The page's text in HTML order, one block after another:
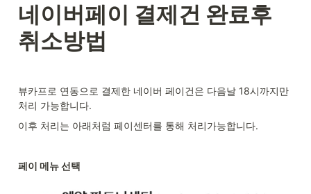
네이버페이 결제건 완료후
취소방법
뷰카프로 연동으로 결제한 네이버 페이건은 다음날 18시까지만
처리 가능합니다.
이후 처리는 아래처럼 페이센터를 통해 처리가능합니다.
페이 메뉴 선택